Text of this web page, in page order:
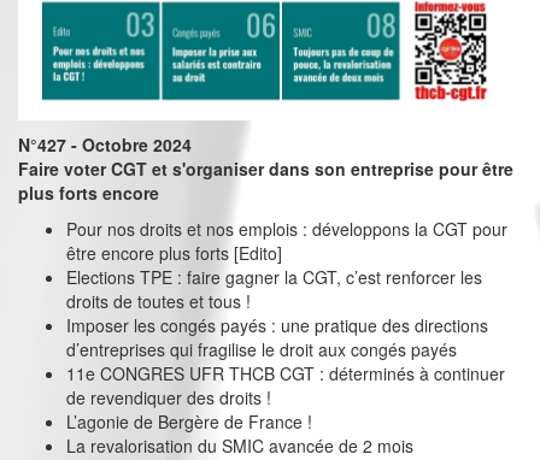
N°427 - Octobre 2024
Faire voter CGT et s'organiser dans son entreprise pour être
plus forts encore
Pour nos droits et nos emplois : développons la CGT pour
être encore plus forts [Edito]
Elections TPE : faire gagner la CGT, c’est renforcer les
droits de toutes et tous !
Imposer les congés payés : une pratique des directions
d’entreprises qui fragilise le droit aux congés payés
11e CONGRES UFR THCB CGT : déterminés à continuer
de revendiquer des droits !
L’agonie de Bergère de France !
La revalorisation du SMIC avancée de 2 mois